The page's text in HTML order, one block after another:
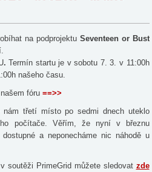
na podprojektu Seventeen or Bust
.Termín startu je v sobotu 7. 3. v 11:00h
našeho času.
našem fóru==>>
třetí místo po sedmi dnech uteklo
počítače. Věřím, že nyní v březnu
a neponecháme nic náhodě u
soutěži PrimeGrid můžete sledovat zde